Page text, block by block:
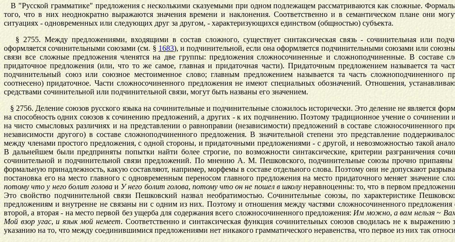
В "Русской грамматике" предложения с несколькими сказуемыми при одном подлежащем рассматриваются как сложные.
того, что в них неоднократно выражаются значения времени и наклонения. Соответственно и в семантическом плане они
ситуациях - одновременных или следующих друг за другом, - характеризующихся единством (общностью) субъекта.
§ 2755. Между предложениями, входящими в состав сложного, существует синтаксическая связь - сочинительная или
оформляется сочинительными союзами (см. § 1683), и подчинительной, если она оформляется подчинительными союзами или
связи все сложные предложения членятся на две группы: предложения сложносочиненные и сложноподчиненные. В составе
придаточное предложения (или, что то же самое, главная и придаточная части). Придаточным предложением называется та
подчинительный союз или союзное местоименное слово; главным предложением называется та часть сложноподчиненного
соотнесено) придаточное. Части сложносочиненного предложения не имеют специальных обозначений. Отношения,
средствами сочинительной или подчинительной связи, могут быть названы его значением.
§ 2756. Деление союзов русского языка на сочинительные и подчинительные сложилось исторически. Это деление не является
на способность одних союзов к сочинению предложений, а других - к их подчинению. Поэтому традиционное учение о сочинении
на чисто смысловых различиях и на представлении о равноправии (независимости) предложений в составе сложносочиненного
независимости другого) в составе сложноподчиненного предложения. В значительной степени это представление
между членами простого предложения, с одной стороны, и придаточными предложениями - с другой, и невозможностью такой
В дальнейшем были предприняты попытки найти более строгие, по возможности синтаксические, критерии разграничения
сочинительной и подчинительной связи предложений. По мнению А. М. Пешковского, подчинительные союзы прочно
формальную принадлежность, какую составляют, например, морфемы в составе отдельного слова. Поэтому они не допускают
постановка его на место главного с одновременным переносом главного предложения на место придаточного меняет значение
потому что у него болит головаи У него болит голова, потому что он не пошел в школунеравноценны: то, что в первом
Это свойство подчинительной связи Пешковский назвал необратимостью. Сочинительные союзы, по характеристике
предложениям и внутренне не связаны ни с одним из них. Поэтому и отношения между частями сложносочиненного предложения
второй, а вторая - на место первой без ущерба для содержания всего сложносочиненного предложения:Им можно, а вам нельзя~
Мой взор угас,и язык мой немеет. Соответственно и синтаксическая функция сочинительных союзов сводилась не к
указанию на то, что между соединившимися предложениями нет никакого грамматического неравенства, что первое из них так